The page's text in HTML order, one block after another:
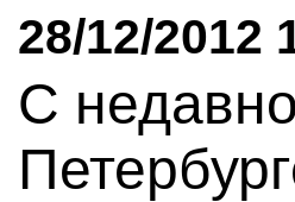
28/12/2012
С